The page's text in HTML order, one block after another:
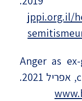
jppi.org.il/
Anger as
, אפריל 2021.